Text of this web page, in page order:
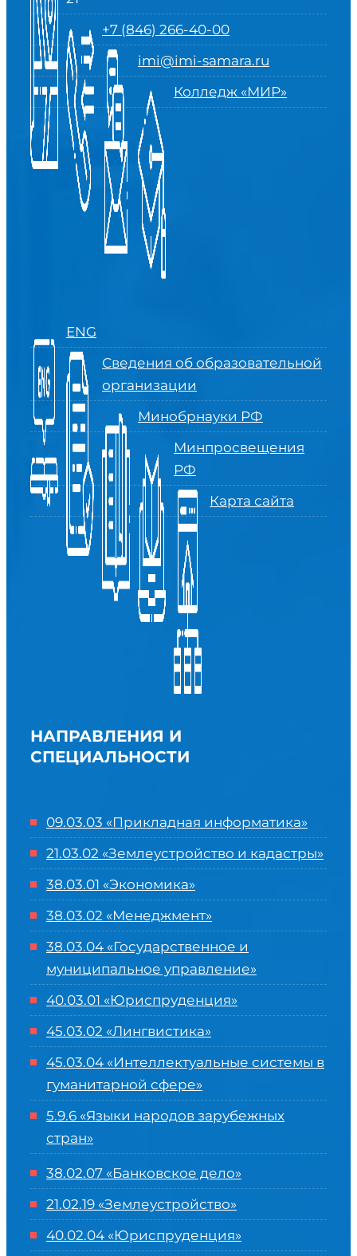
+7 (846) 266-40-00
imi@imi-samara.ru
Колледж «МИР»
ENG
Сведения об образовательной
организации
Минобрнауки РФ
Минпросвещения
РФ
Карта сайта
НАПРАВЛЕНИЯ И
СПЕЦИАЛЬНОСТИ
09.03.03 «Прикладная информатика»
21.03.02 «Землеустройство и кадастры»
38.03.01 «Экономика»
38.03.02 «Менеджмент»
38.03.04 «Государственное и
муниципальное управление»
40.03.01 «Юриспруденция»
45.03.02 «Лингвистика»
45.03.04 «Интеллектуальные системы в
гуманитарной сфере»
5.9.6 «Языки народов зарубежных
стран»
38.02.07 «Банковское дело»
21.02.19 «Землеустройство»
40.02.04 «Юриспруденция»